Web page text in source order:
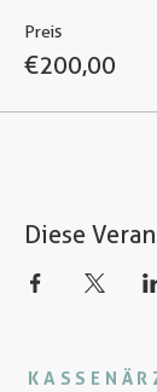
Preis
€ 200,00
Diese